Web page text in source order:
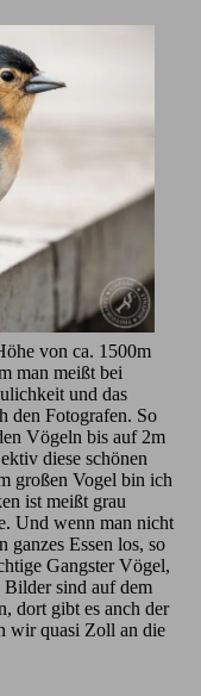
von ca. 1500m
man meißt bei
und das
den Fotografen. So
Vögeln bis auf 2m
diese schönen
großen Vogel bin ich
ist meißt grau
Und wenn man nicht
ganzes Essen los, so
Gangster Vögel,
Bilder sind auf dem
dort gibt es anch der
wir quasi Zoll an die